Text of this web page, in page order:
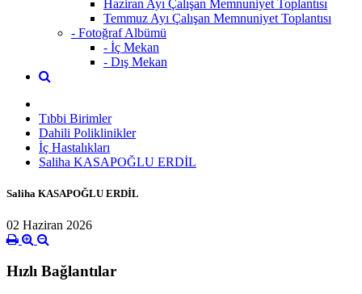
Haziran Ayı Çalışan Memnuniyet Toplantısı
Temmuz Ayı Çalışan Memnuniyet Toplantısı
- Fotoğraf Albümü
- İç Mekan
- Dış Mekan
Tıbbi Birimler
Dahili Poliklinikler
İç Hastalıkları
Saliha KASAPOĞLU ERDİL
Saliha KASAPOĞLU ERDİL
02 Haziran 2026
Hızlı Bağlantılar